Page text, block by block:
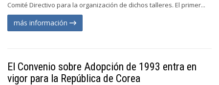
Comité Directivo para la organización de dichos talleres. El primer...
más información
El Convenio sobre Adopción de 1993 entra en
vigor para la República de Corea